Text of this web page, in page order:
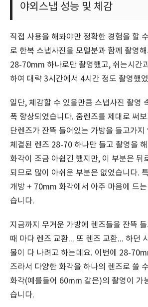
야외스냅 성능 및 체감
직접 사용을 해봐야만 정확한 경험을 할
로 한복 스냅사진을 모델분과 함께 촬영
28-70mm 하나로만 촬영했고, 쉬는시간
하여 대략 3시간에서 4시간 정도 촬영했
일단, 체감할 수 있을만큼 스냅사진 촬영
폭 향상되었습니다. 줌렌즈를 제대로 써
단렌즈가 잔뜩 들어있는 가방을 들고가지
체결된 렌즈 28-70 하나만 들고 촬영을
화각이 조금 아쉽긴 했지만, 이 부분은 뒤
되므로 많이 아쉬운 부분은 없었습니다.
개방 + 70mm 화각에서 아주 마음에 드
습니다.
지금까지 무거운 가방에 렌즈들을 잔뜩
때 마다 렌즈 교환... 또 렌즈 교환... 하던
물이 다 나려고 하는데요. 이번에 28-
즈라서 다양한 화각을 하나의 렌즈로 쓸
화각(예를들어 60mm 같은)의 촬영이 가
습니다.